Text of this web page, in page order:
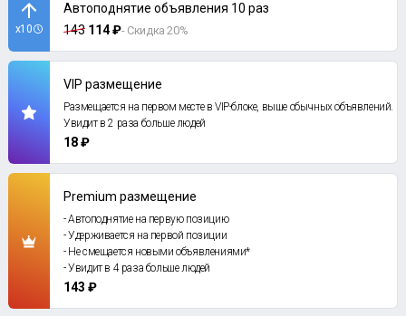
x10
Автоподнятие объявления 10 раз
143 114 ₽- Скидка 20%
VIP размещение
Размещается на первом месте в VIP-блоке, выше обычных объявлений.
Увидит в 2 раза больше людей
18 ₽
Premium размещение
- Автоподнятие на первую позицию
- Удерживается на первой позиции
- Не смещается новыми объявлениями*
- Увидит в 4 раза больше людей
143 ₽